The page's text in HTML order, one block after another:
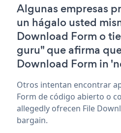
Algunas empresas
un hágalo usted
Download Form o
guru" que afirma
Download Form in
Otros intentan encontrar
Form de código abierto o
allegedly ofrecen File
bargain.